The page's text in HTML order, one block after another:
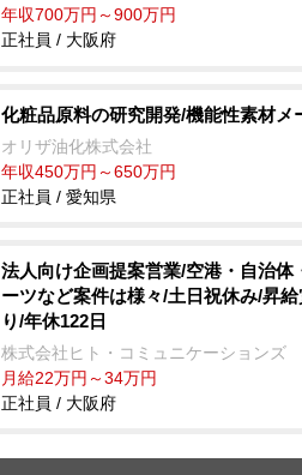
年収700万円～900万円
正社員 / 大阪府
化粧品原料の研究開発/機能性素材メ
オリザ油化株式会社
年収450万円～650万円
正社員 / 愛知県
法人向け企画提案営業/空港・自治体
ーツなど案件は様々/土日祝休み/昇
り/年休122日
株式会社ヒト・コミュニケーションズ
月給22万円～34万円
正社員 / 大阪府